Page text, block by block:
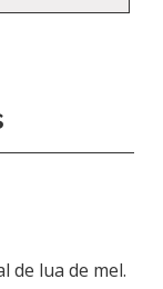
de lua de mel.